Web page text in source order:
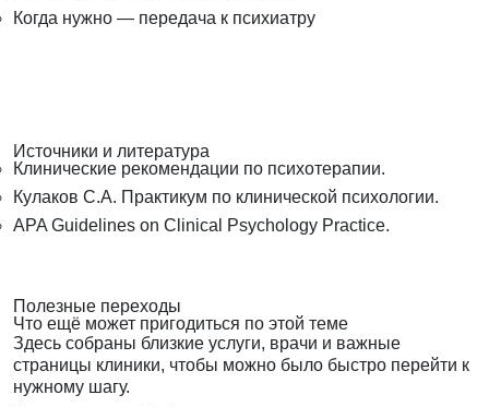
Когда нужно — передача к психиатру
Источники и литература
Клинические рекомендации по психотерапии.
Кулаков С.А. Практикум по клинической психологии.
APA Guidelines on Clinical Psychology Practice.
Полезные переходы
Что ещё может пригодиться по этой теме
Здесь собраны близкие услуги, врачи и важные
страницы клиники, чтобы можно было быстро перейти к
нужному шагу.